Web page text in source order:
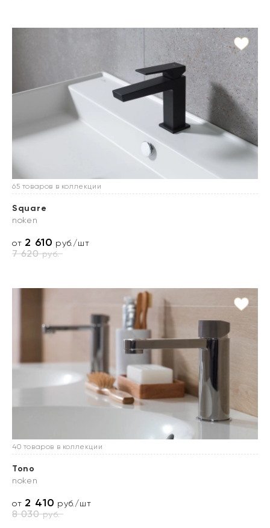
65 товаров в коллекции
Square
noken
от 2 610 руб./шт
7 620руб.
40 товаров в коллекции
Tono
noken
от 2 410 руб./шт
8 030руб.